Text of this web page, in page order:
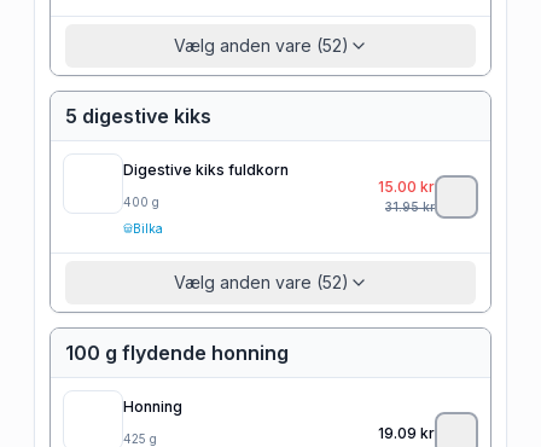
Vælg anden vare (52)
5 digestive kiks
Digestive kiks fuldkorn
400 g
Bilka
15.00 kr
31.95kr
Vælg anden vare (52)
100 g flydende honning
Honning
425 g
19.09 kr